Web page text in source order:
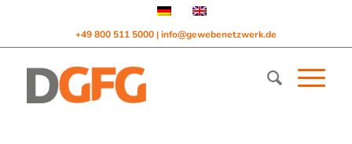
+49 800 511 5000 | info@gewebenetzwerk.de